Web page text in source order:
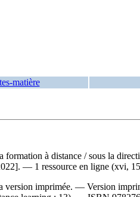
matière
formation à distance / sous la
— 1 ressource en ligne (xvi,
version imprimée. — Version